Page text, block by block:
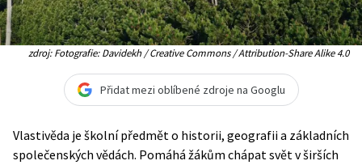
zdroj: Fotografie: Davidekh / Creative Commons / Attribution-Share Alike 4.0
Přidat mezi oblíbené zdroje na Googlu
Vlastivěda je školní předmět o historii, geografii a základních
společenských vědách. Pomáhá žákům chápat svět v širších